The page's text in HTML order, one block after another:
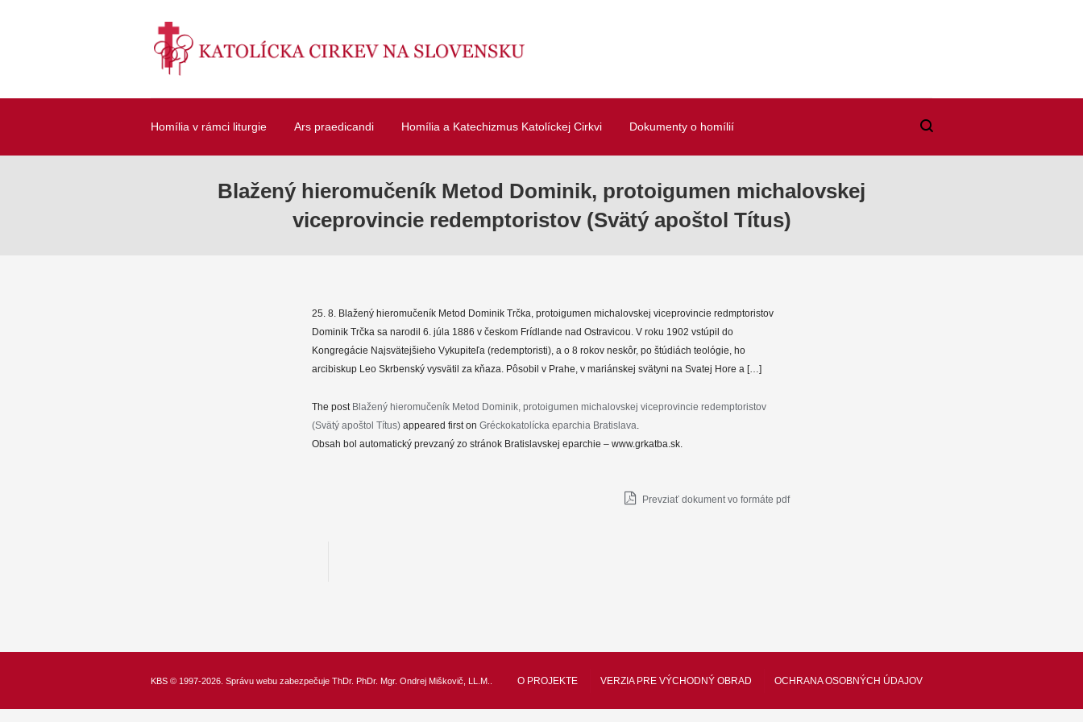
Homília v rámci liturgie Ars praedicandi Homília a Katechizmus Katolíckej Cirkvi Dokumenty o homílií
Blažený hieromučeník Metod Dominik, protoigumen michalovskej
viceprovincie redemptoristov (Svätý apoštol Títus)
25. 8. Blažený hieromučeník Metod Dominik Trčka, protoigumen michalovskej viceprovincie redmptoristov
Dominik Trčka sa narodil 6. júla 1886 v českom Frídlande nad Ostravicou. V roku 1902 vstúpil do
Kongregácie Najsvätejšieho Vykupiteľa (redemptoristi), a o 8 rokov neskôr, po štúdiách teológie, ho
arcibiskup Leo Skrbenský vysvätil za kňaza. Pôsobil v Prahe, v mariánskej svätyni na Svatej Hore a […]
The post Blažený hieromučeník Metod Dominik, protoigumen michalovskej viceprovincie redemptoristov
(Svätý apoštol Títus) appeared first on Gréckokatolícka eparchia Bratislava.
Obsah bol automatický prevzaný zo stránok Bratislavskej eparchie – www.grkatba.sk.
Prevziať dokument vo formáte pdf
KBS © 1997-2026. Správu webu zabezpečuje ThDr. PhDr. Mgr. Ondrej Miškovič, LL.M. O PROJEKTE VERZIA PRE VÝCHODNÝ OBRAD OCHRANA OSOBNÝCH ÚDAJOV